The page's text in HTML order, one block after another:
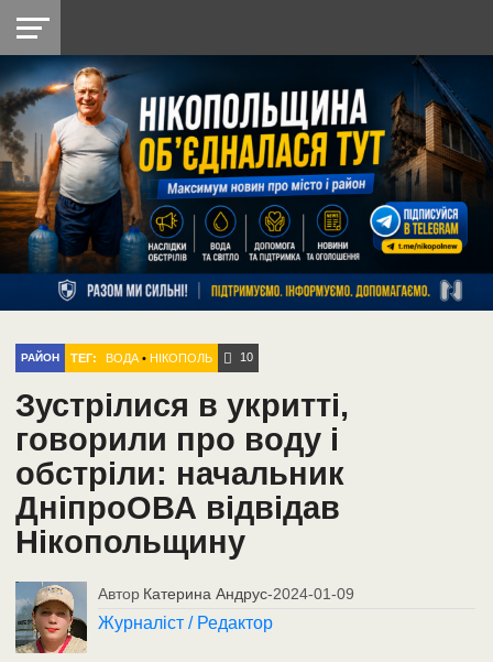
НІКОПОЛЬ
РАЙОН
СІЧЕСЛАВСЬКА
УКРАЇНА
РЕТРО
НІКОПОЛЬ
ЛАЙТ
УКРАЇНА
ДОПОМОГА
РАДІО
РАЙОН ТЕГ: ВОДА •НІКОПОЛЬ 10
Зустрілися в укритті,
говорили про воду і
обстріли: начальник
ДніпроОВА відвідав
Нікопольщину
Автор Катерина Андрус-2024-01-09
Журналіст / Редактор